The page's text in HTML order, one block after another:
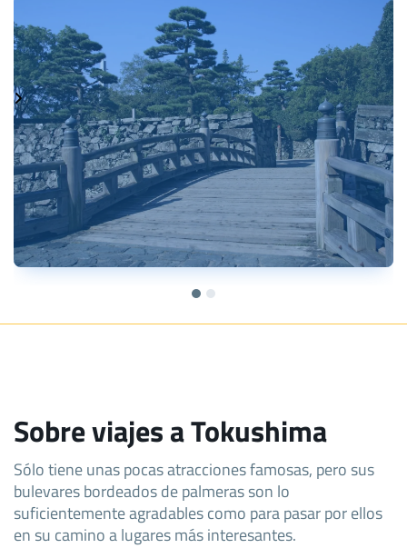
Sobre viajes a Tokushima
Sólo tiene unas pocas atracciones famosas, pero sus
bulevares bordeados de palmeras son lo
suficientemente agradables como para pasar por ellos
en su camino a lugares más interesantes.